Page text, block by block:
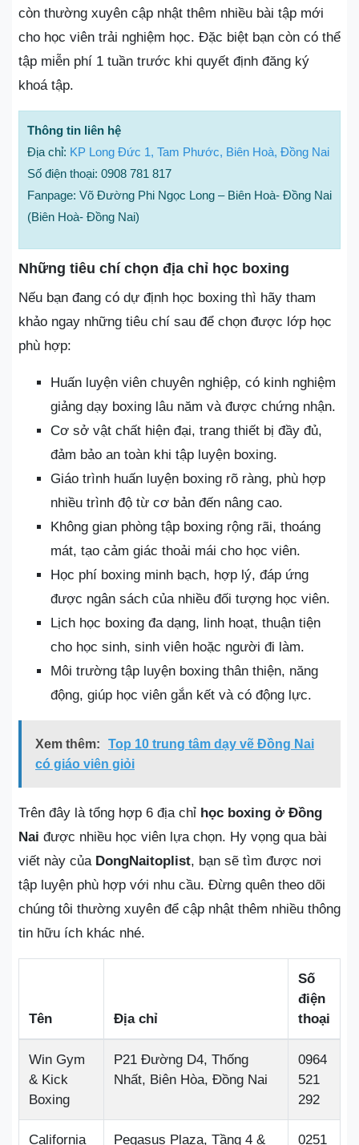
còn thường xuyên cập nhật thêm nhiều bài tập mới
cho học viên trải nghiệm học. Đặc biệt bạn còn có thể
tập miễn phí 1 tuần trước khi quyết định đăng ký
khoá tập.
Thông tin liên hệ
Địa chỉ: KP Long Đức 1, Tam Phước, Biên Hoà, Đồng Nai
Số điện thoại: 0908 781 817
Fanpage: Võ Đường Phi Ngọc Long – Biên Hoà- Đồng Nai
(Biên Hoà- Đồng Nai)
Những tiêu chí chọn địa chỉ học boxing
Nếu bạn đang có dự định học boxing thì hãy tham
khảo ngay những tiêu chí sau để chọn được lớp học
phù hợp:
Huấn luyện viên chuyên nghiệp, có kinh nghiệm
giảng dạy boxing lâu năm và được chứng nhận.
Cơ sở vật chất hiện đại, trang thiết bị đầy đủ,
đảm bảo an toàn khi tập luyện boxing.
Giáo trình huấn luyện boxing rõ ràng, phù hợp
nhiều trình độ từ cơ bản đến nâng cao.
Không gian phòng tập boxing rộng rãi, thoáng
mát, tạo cảm giác thoải mái cho học viên.
Học phí boxing minh bạch, hợp lý, đáp ứng
được ngân sách của nhiều đối tượng học viên.
Lịch học boxing đa dạng, linh hoạt, thuận tiện
cho học sinh, sinh viên hoặc người đi làm.
Môi trường tập luyện boxing thân thiện, năng
động, giúp học viên gắn kết và có động lực.
Xem thêm:
Top 10 trung tâm dạy vẽ Đồng Nai
có giáo viên giỏi
Trên đây là tổng hợp 6 địa chỉ học boxing ở Đồng
Nai được nhiều học viên lựa chọn. Hy vọng qua bài
viết này của DongNaitoplist, bạn sẽ tìm được nơi
tập luyện phù hợp với nhu cầu. Đừng quên theo dõi
chúng tôi thường xuyên để cập nhật thêm nhiều thông
tin hữu ích khác nhé.
Tên Địa chỉ
Số
điện
thoại
Win Gym
& Kick
Boxing
P21 Đường D4, Thống
Nhất, Biên Hòa, Đồng Nai
0964
521
292
California Pegasus Plaza, Tầng 4 & 0251